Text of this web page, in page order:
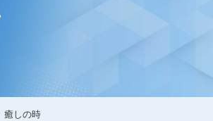
癒しの時